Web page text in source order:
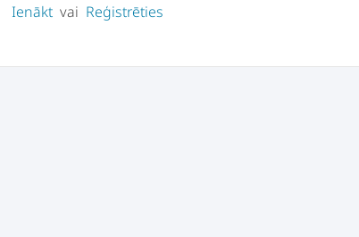
Ienākt vai Reģistrēties